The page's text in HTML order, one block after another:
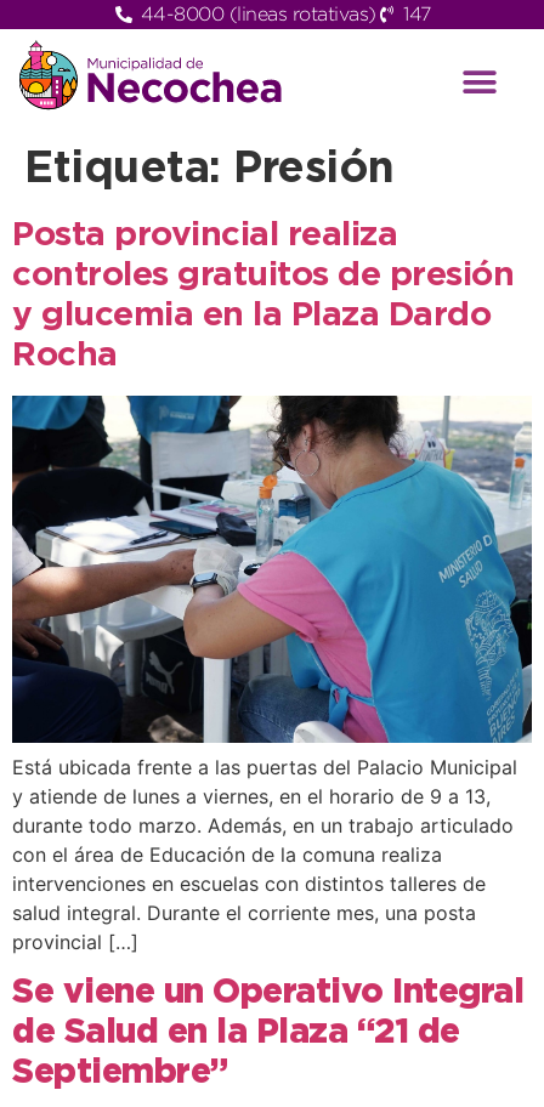
44-8000 (lineas rotativas) 147
Etiqueta: Presión
Posta provincial realiza
controles gratuitos de presión
y glucemia en la Plaza Dardo
Rocha
Está ubicada frente a las puertas del Palacio Municipal
y atiende de lunes a viernes, en el horario de 9 a 13,
durante todo marzo. Además, en un trabajo articulado
con el área de Educación de la comuna realiza
intervenciones en escuelas con distintos talleres de
salud integral. Durante el corriente mes, una posta
provincial […]
Se viene un Operativo Integral
de Salud en la Plaza “21 de
Septiembre”